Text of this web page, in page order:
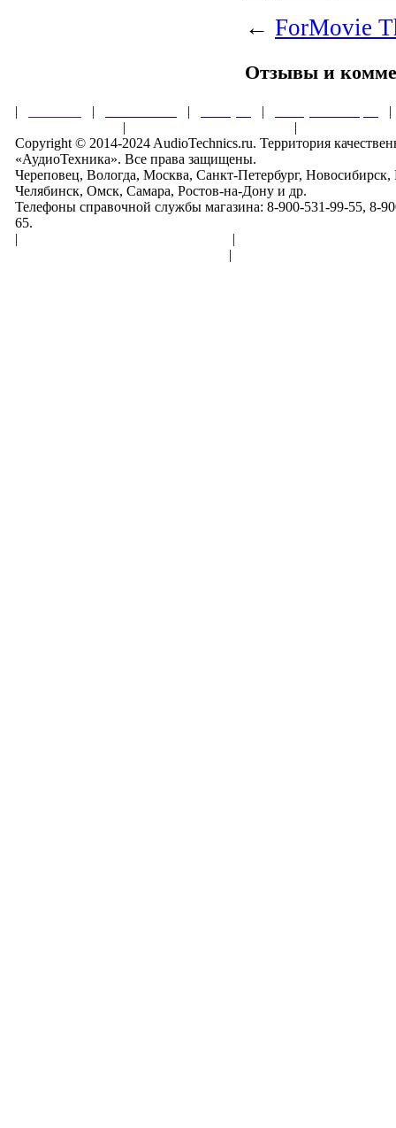
← ForMovie
Отзывы и
| | | |
|
|
Copyright © 2014-2024 AudioTechnics.ru. Территория
«АудиоТехника». Все права защищены.
Череповец, Вологда, Москва, Санкт-Петербург,
Челябинск, Омск, Самара, Ростов-на-Дону и др.
Телефоны справочной службы магазина: 8-900-531-99-55, 8-
65.
|
|
|